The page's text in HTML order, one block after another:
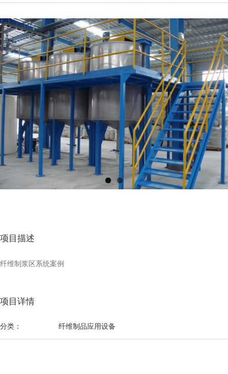
查
看
大
图
项目描述
纤维制浆区系统案例
项目详情
分类： 纤维制品应用设备